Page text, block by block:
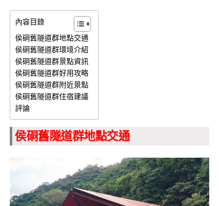
內容目錄
侯硐舊隧道群地點交通
侯硐舊隧道群環境介紹
侯硐舊隧道群景點資訊
侯硐舊隧道群好用攻略
侯硐舊隧道群附近景點
侯硐舊隧道群住宿建議
評論
侯硐舊隧道群地點交通